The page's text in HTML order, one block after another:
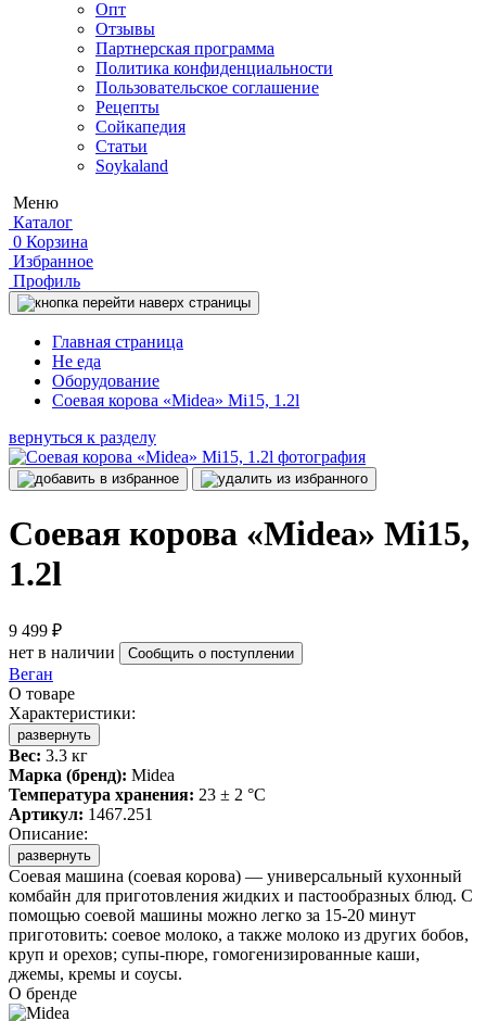
Опт
Отзывы
Партнерская программа
Политика конфиденциальности
Пользовательское соглашение
Рецепты
Сойкапедия
Статьи
Soykaland
Меню
Каталог
0 Корзина
Избранное
Профиль
Главная страница
Не еда
Оборудование
Соевая корова «Midea» Mi15, 1.2l
вернуться к разделу
Соевая корова «Midea» Mi15,
1.2l
9 499 ₽
нет в наличии
Сообщить о поступлении
Веган
О товаре
Характеристики:
развернуть
Вес: 3.3 кг
Марка (бренд): Midea
Температура хранения: 23 ± 2 °C
Артикул: 1467.251
Описание:
развернуть
Соевая машина (соевая корова) — универсальный кухонный
комбайн для приготовления жидких и пастообразных блюд. С
помощью соевой машины можно легко за 15-20 минут
приготовить: соевое молоко, а также молоко из других бобов,
круп и орехов; супы-пюре, гомогенизированные каши,
джемы, кремы и соусы.
О бренде